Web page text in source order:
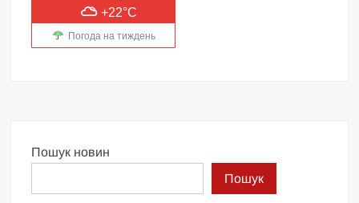
+22°C
Погода на тиждень
Пошук новин
Пошук